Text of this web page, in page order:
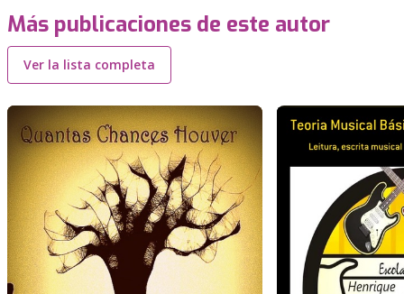
Más publicaciones de este autor
Ver la lista completa